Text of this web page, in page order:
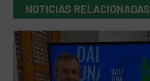
NOTICIAS RELACIONADAS